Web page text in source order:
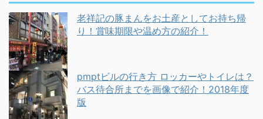
老祥記の豚まんをお土産としてお持ち帰
り！賞味期限や温め方の紹介！
pmptビルの行き方 ロッカーやトイレは？
バス待合所までを画像で紹介！2018年度
版